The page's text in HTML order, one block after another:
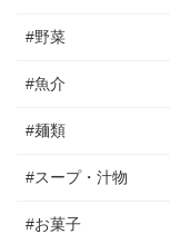
#野菜
#魚介
#麺類
#スープ・汁物
#お菓子